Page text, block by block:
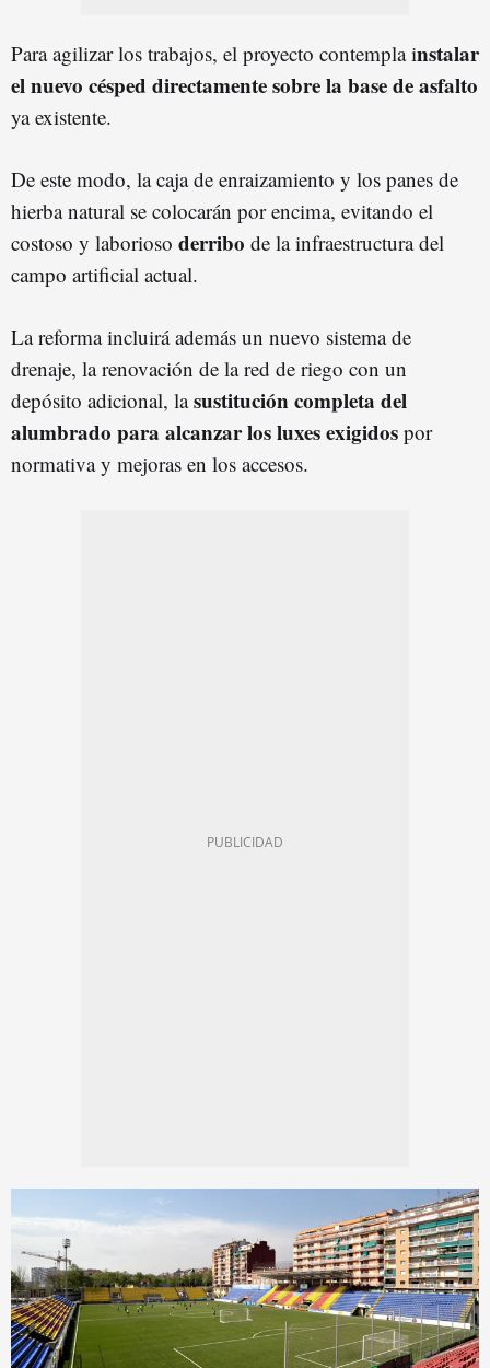
Para agilizar los trabajos, el proyecto contempla instalar
el nuevo césped directamente sobre la base de asfalto
ya existente.
De este modo, la caja de enraizamiento y los panes de
hierba natural se colocarán por encima, evitando el
costoso y laborioso derribo de la infraestructura del
campo artificial actual.
La reforma incluirá además un nuevo sistema de
drenaje, la renovación de la red de riego con un
depósito adicional, lasustitución completa del
alumbrado para alcanzar los luxes exigidos por
normativa y mejoras en los accesos.